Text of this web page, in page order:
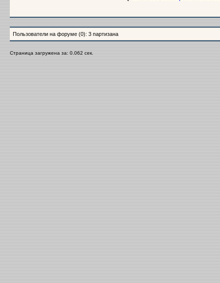
Пользователи на форуме (0): 3 партизана
Страница загружена за: 0.062 сек.